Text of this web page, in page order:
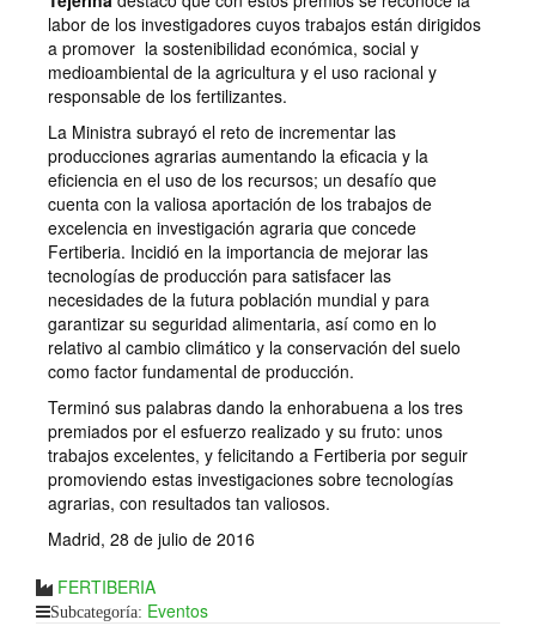
labor de los investigadores cuyos trabajos están dirigidos
a promover la sostenibilidad económica, social y
medioambiental de la agricultura y el uso racional y
responsable de los fertilizantes.
La Ministra subrayó el reto de incrementar las
producciones agrarias aumentando la eficacia y la
eficiencia en el uso de los recursos; un desafío que
cuenta con la valiosa aportación de los trabajos de
excelencia en investigación agraria que concede
Fertiberia. Incidió en la importancia de mejorar las
tecnologías de producción para satisfacer las
necesidades de la futura población mundial y para
garantizar su seguridad alimentaria, así como en lo
relativo al cambio climático y la conservación del suelo
como factor fundamental de producción.
Terminó sus palabras dando la enhorabuena a los tres
premiados por el esfuerzo realizado y su fruto: unos
trabajos excelentes, y felicitando a Fertiberia por seguir
promoviendo estas investigaciones sobre tecnologías
agrarias, con resultados tan valiosos.
Madrid, 28 de julio de 2016
FERTIBERIA
Subcategoría: Eventos